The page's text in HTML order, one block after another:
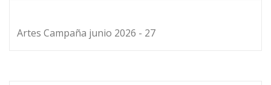
Artes Campaña junio 2026 - 27